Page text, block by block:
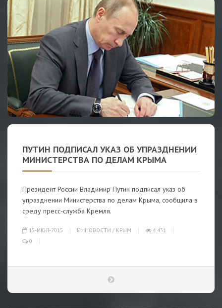
ПУТИН ПОДПИСАЛ УКАЗ ОБ УПРАЗДНЕНИИ
МИНИСТЕРСТВА ПО ДЕЛАМ КРЫМА
Президент России Владимир Путин подписал указ об
упразднении Министерства по делам Крыма, сообщила в
среду пресс-служба Кремля.
15-ИЮЛ-2015 НОВОСТИ / КРЫМ
4 431
0